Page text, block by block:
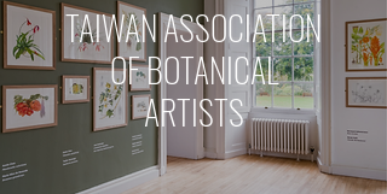
TAIWAN ASSOCIATION
OF BOTANICAL
ARTISTS